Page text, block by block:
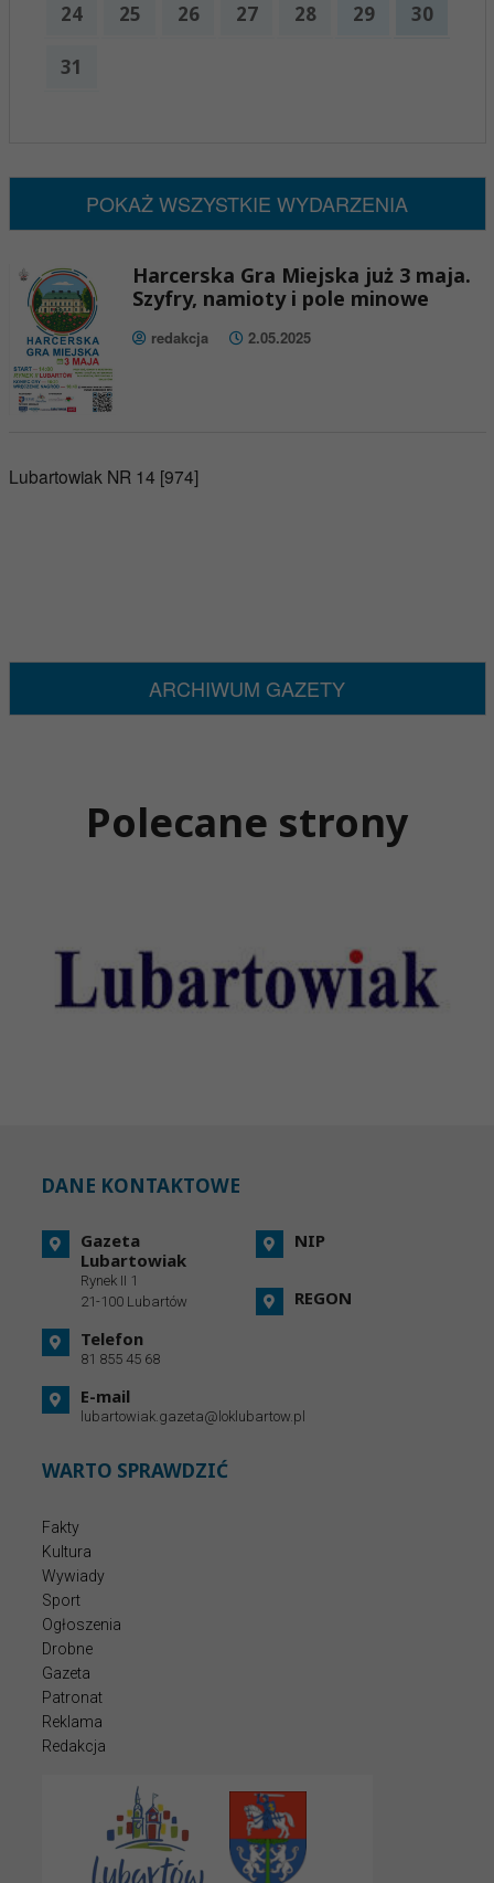
24 25 26 27 28 29 30
31
POKAŻ WSZYSTKIE WYDARZENIA
Harcerska Gra Miejska już 3 maja.
Szyfry, namioty i pole minowe
redakcja 2.05.2025
Lubartowiak NR 14 [974]
ARCHIWUM GAZETY
Polecane strony
DANE KONTAKTOWE
Gazeta
Lubartowiak
Rynek II 1
21-100 Lubartów
Telefon
81 855 45 68
E-mail
lubartowiak.gazeta@loklubartow.pl
NIP
REGON
WARTO SPRAWDZIĆ
Fakty
Kultura
Wywiady
Sport
Ogłoszenia
Drobne
Gazeta
Patronat
Reklama
Redakcja